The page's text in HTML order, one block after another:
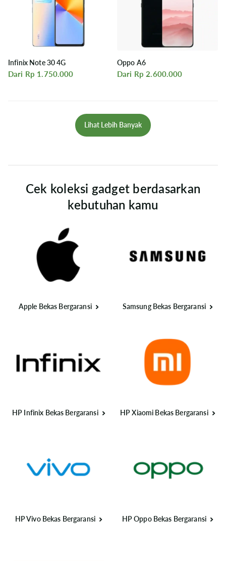
Infinix Note 30 4G
Dari Rp 1.750.000
Oppo A6
Dari Rp 2.600.000
Lihat Lebih Banyak
Cek koleksi gadget berdasarkan
kebutuhan kamu
Apple Bekas Bergaransi Samsung Bekas Bergaransi
HP Infinix Bekas Bergaransi HP Xiaomi Bekas Bergaransi
HP Vivo Bekas Bergaransi HP Oppo Bekas Bergaransi